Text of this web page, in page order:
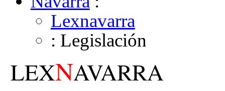
Lexnavarra
: Legislación
LEXNAVARRA